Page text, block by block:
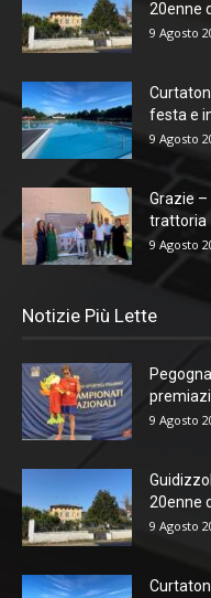
20enne
9 Agosto
festa e
9 Agosto
Grazie
trattoria
9 Agosto
Notizie Più Lette
9 Agosto
20enne
9 Agosto